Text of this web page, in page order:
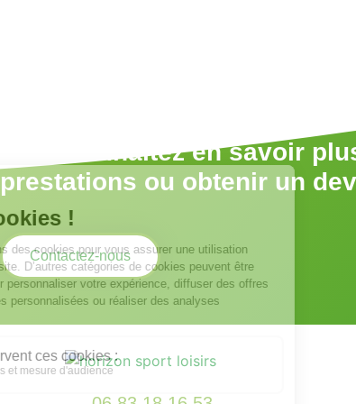
Vous souhaitez en savoir
prestations ou obtenir un
Contactez-nous